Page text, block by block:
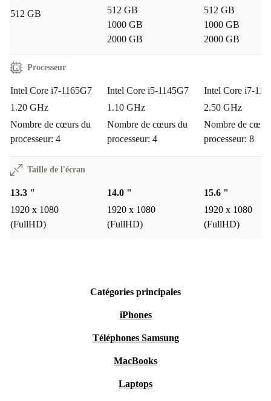
512 GB
512 GB
1000 GB
2000 GB
512 GB
1000 GB
2000 GB
Processeur
Intel Core i7-1165G7
1.20 GHz
Nombre de cœurs du
processeur: 4
Intel Core i5-1145G7
1.10 GHz
Nombre de cœurs du
processeur: 4
Intel Core i7-
2.50 GHz
Nombre de
processeur: 8
Taille de l'écran
13.3 "
1920 x 1080
(FullHD)
14.0 "
1920 x 1080
(FullHD)
15.6 "
1920 x 1080
(FullHD)
Catégories principales
iPhones
Téléphones Samsung
MacBooks
Laptops